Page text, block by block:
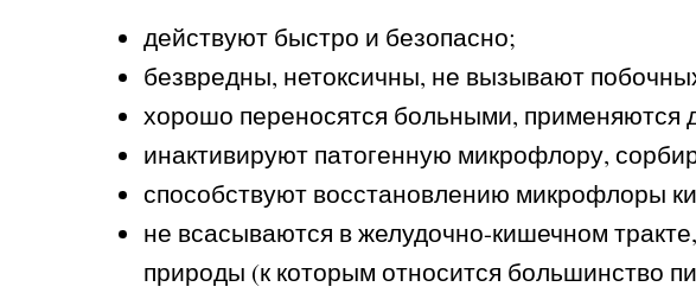
действуют быстро и безопасно;
безвредны, нетоксичны, не вызывают
хорошо переносятся больными, применяются
инактивируют патогенную микрофлору,
способствуют восстановлению микрофлоры
не всасываются в желудочно-кишечном
природы (к которым относится большинство